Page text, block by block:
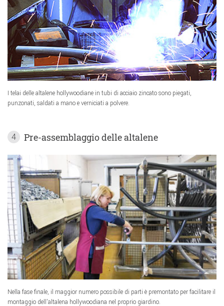
I telai delle altalene hollywoodiane in tubi di acciaio zincato sono piegati,
punzonati, saldati a mano e verniciati a polvere.
4 Pre-assemblaggio delle altalene
Nella fase finale, il maggior numero possibile di parti è premontato per facilitare il
montaggio dell'altalena hollywoodiana nel proprio giardino.